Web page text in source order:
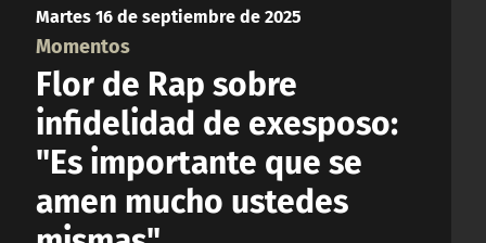
Martes 16 de septiembre de 2025
Momentos
Flor de Rap sobre
infidelidad de exesposo:
"Es importante que se
amen mucho ustedes